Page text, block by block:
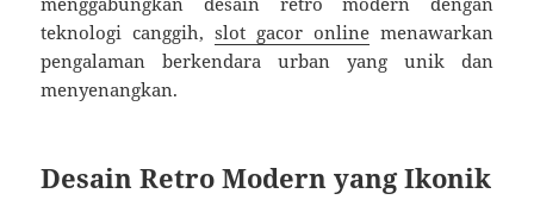
teknologi canggih,slot gacor onlinemenawarkan
pengalaman berkendara urban yang unik dan
menyenangkan.
Desain Retro Modern yang Ikonik